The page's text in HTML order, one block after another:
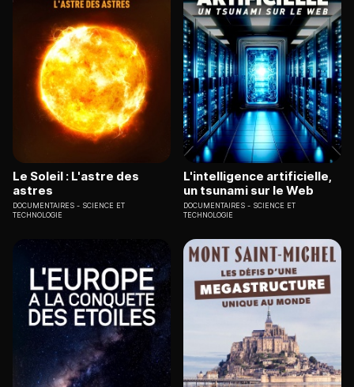
Le Soleil : L'astre des
astres
DOCUMENTAIRES
SCIENCE ET
TECHNOLOGIE
L'intelligence artificielle,
un tsunami sur le Web
DOCUMENTAIRES
SCIENCE ET
TECHNOLOGIE